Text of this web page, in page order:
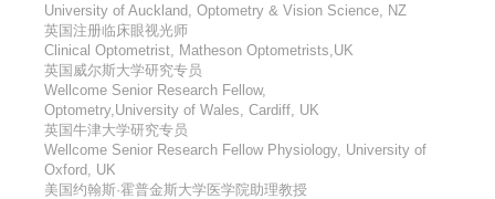
University of Auckland, Optometry & Vision Science, NZ
英国注册临床眼视光师
Clinical Optometrist, Matheson Optometrists,UK
英国威尔斯大学研究专员
Wellcome Senior Research Fellow,
Optometry,University of Wales, Cardiff, UK
英国牛津大学研究专员
Wellcome Senior Research Fellow Physiology, University of
Oxford, UK
美国约翰斯·霍普金斯大学医学院助理教授